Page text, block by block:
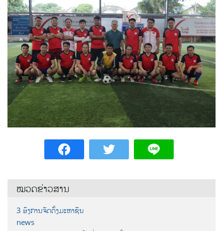
ໝວດຂ່າວສານ
3 ອົງການຈັດຕັ້ງມະຫາຊົນ
news